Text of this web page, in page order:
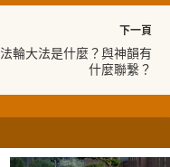
下一頁
法輪大法是什麼？與神韻有
什麼聯繫？